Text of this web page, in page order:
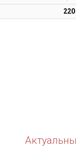
220